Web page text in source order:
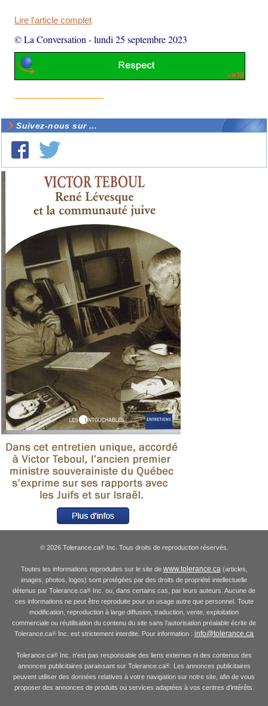
Lire l'article complet
© La Conversation -lundi 25 septembre 2023
Suivez-nous sur ...
© 2026 Tolerance.ca®Inc. Tous droits de reproduction réservés.
Toutes les informations reproduites sur le site de www.tolerance.ca(articles,
images, photos, logos) sont protégées par des droits de propriété intellectuelle
détenus par Tolerance.ca® Inc. ou, dans certains cas, par leurs auteurs. Aucune de
ces informations ne peut être reproduite pour un usage autre que personnel. Toute
modification, reproduction à large diffusion, traduction, vente, exploitation
commerciale ou réutilisation du contenu du site sans l'autorisation préalable écrite de
Tolerance.ca® Inc. est strictement interdite. Pour information : info@tolerance.ca
Tolerance.ca® Inc. n'est pas responsable des liens externes ni des contenus des
annonces publicitaires paraissant sur Tolerance.ca®. Les annonces publicitaires
peuvent utiliser des données relatives à votre navigation sur notre site, afin de vous
proposer des annonces de produits ou services adaptées à vos centres d'intérêts.